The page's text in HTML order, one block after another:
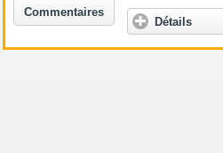
Commentaires
Détails